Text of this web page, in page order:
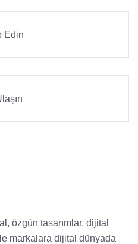
Edin
özgün tasarımlar, dijital
markalara dijital dünyada